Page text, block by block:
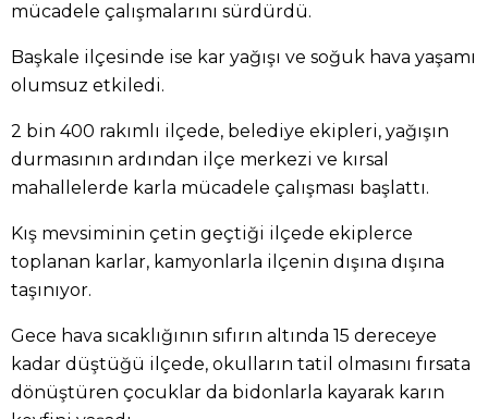
mücadele çalışmalarını sürdürdü.
Başkale ilçesinde ise kar yağışı ve soğuk hava yaşamı
olumsuz etkiledi.
2 bin 400 rakımlı ilçede, belediye ekipleri, yağışın
durmasının ardından ilçe merkezi ve kırsal
mahallelerde karla mücadele çalışması başlattı.
Kış mevsiminin çetin geçtiği ilçede ekiplerce
toplanan karlar, kamyonlarla ilçenin dışına dışına
taşınıyor.
Gece hava sıcaklığının sıfırın altında 15 dereceye
kadar düştüğü ilçede, okulların tatil olmasını fırsata
dönüştüren çocuklar da bidonlarla kayarak karın